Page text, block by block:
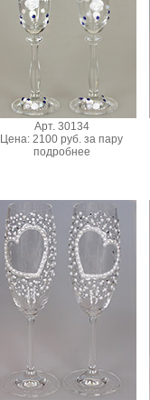
Арт. 30134
Цена: 2100 руб. за пару
подробнее